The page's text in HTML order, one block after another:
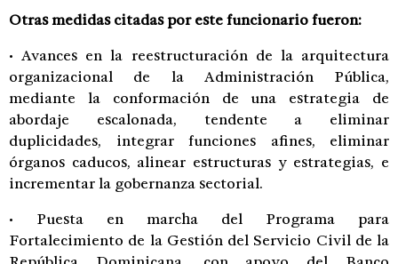
Otras medidas citadas por este funcionario fueron:
• Avances en la reestructuración de la arquitectura
organizacional de la Administración Pública,
mediante la conformación de una estrategia de
abordaje escalonada, tendente a eliminar
duplicidades, integrar funciones afines, eliminar
órganos caducos, alinear estructuras y estrategias, e
incrementar la gobernanza sectorial.
• Puesta en marcha del Programa para
Fortalecimiento de la Gestión del Servicio Civil de la